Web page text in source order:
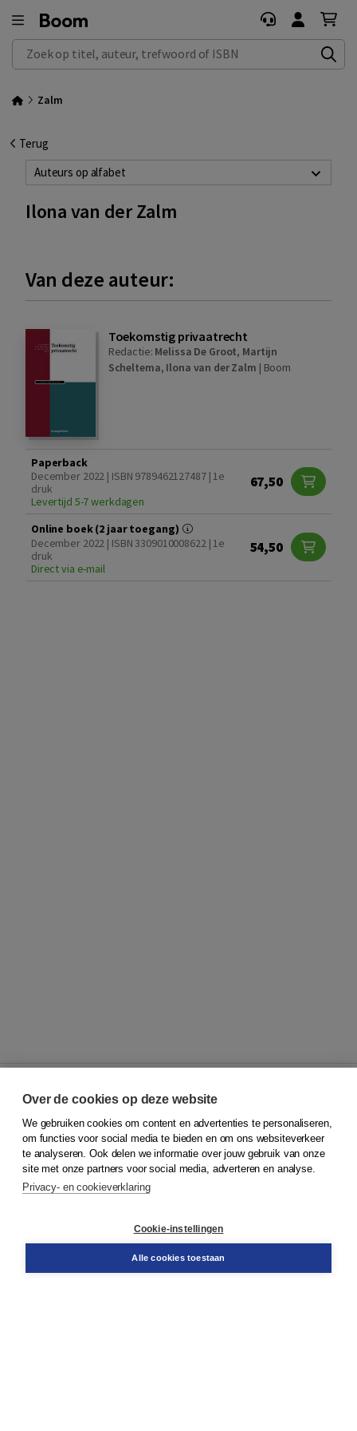
Zoek op titel, auteur, trefwoord of ISBN
Zalm
Terug
Auteurs op alfabet
Ilona van der Zalm
Van deze auteur:
Toekomstig privaatrecht
Redactie: Melissa De Groot, Martijn
Scheltema, Ilona van der Zalm | Boom
Paperback
December 2022 | ISBN 9789462127487 | 1e
druk
Levertijd 5-7 werkdagen
67,50
Online boek (2 jaar toegang)
December 2022 | ISBN 3309010008622 | 1e
druk
Direct via e-mail
54,50
© 2026Koninklijke Boom uitgevers
Klantenservice
Service & informatie
Contact
Over de cookies op deze website
We gebruiken cookies om content en advertenties te personaliseren,
om functies voor social media te bieden en om ons websiteverkeer
te analyseren. Ook delen we informatie over jouw gebruik van onze
site met onze partners voor social media, adverteren en analyse.
Privacy- en cookieverklaring
Cookie-instellingen
Alle cookies toestaan